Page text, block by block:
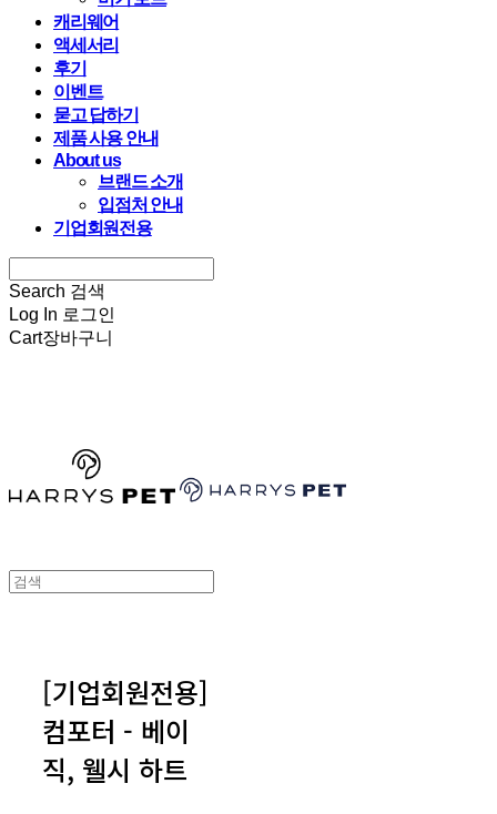
캐리웨어
액세서리
후기
이벤트
묻고 답하기
제품 사용 안내
About us
브랜드 소개
입점처 안내
기업회원전용
Search 검색
Log In 로그인
Cart장바구니
[기업회원전용]
컴포터 - 베이
직, 웰시 하트